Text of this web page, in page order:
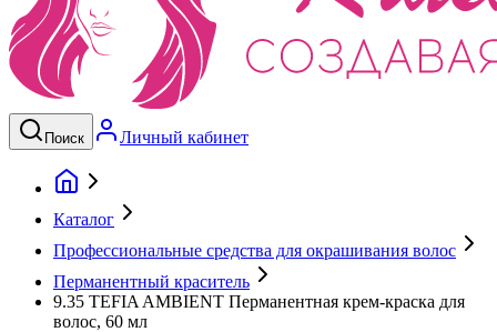
Поиск Личный кабинет
Каталог
Профессиональные средства для окрашивания волос
Перманентный краситель
9.35 TEFIA AMBIENT Перманентная крем-краска для
волос, 60 мл